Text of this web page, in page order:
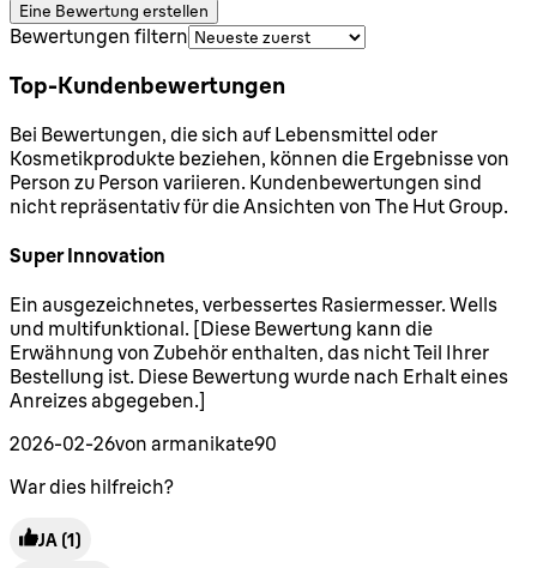
Eine Bewertung erstellen
Bewertungen filtern
Top-Kundenbewertungen
Bei Bewertungen, die sich auf Lebensmittel oder
Kosmetikprodukte beziehen, können die Ergebnisse von
Person zu Person variieren. Kundenbewertungen sind
nicht repräsentativ für die Ansichten von The Hut Group.
Super Innovation
5 Sterne von maximal 5
Ein ausgezeichnetes, verbessertes Rasiermesser. Wells
und multifunktional. [Diese Bewertung kann die
Erwähnung von Zubehör enthalten, das nicht Teil Ihrer
Bestellung ist. Diese Bewertung wurde nach Erhalt eines
Anreizes abgegeben.]
2026-02-26von armanikate90
War dies hilfreich?
JA (1)